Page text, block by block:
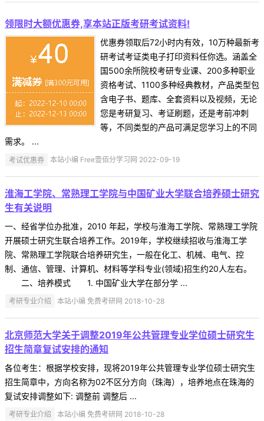
领限时大额优惠券,享本站正版考研考试资料!
优惠券领取后72小时内有效，10万种最新考
研考试考证类电子打印资料任你选。涵盖全
国500余所院校考研专业课、200多种职业
资格考试、1100多种经典教材，产品类型包
含电子书、题库、全套资料以及视频，无论
您是考研复习、考证刷题，还是考前冲刺
等，不同类型的产品可满足您学习上的不同
需求。 ...
考试优惠券 本站小编 Free壹佰分学习网 2022-09-19
淮海工学院、常熟理工学院与中国矿业大学联合培养硕士研究
生有关说明
一、经省学位办批准，2010 年起，学校与淮海工学院、常熟理工学院
开展硕士研究生联合培养工作。2019年，学校继续招收与淮海工学
院、常熟理工学院联合培养研究生，一般在化工、机械、电气、控
制、通信、管理、计算机、材料等学科专业(领域)招生约20人左右。
二、培养模式 1. 中国矿业大学在部分学 ...
考研专业介绍 本站小编 免费考研网 2018-10-28
北京师范大学关于调整2019年公共管理专业学位硕士研究生
招生简章复试安排的通知
各位考生：根据学校安排，现将2019年公共管理专业学位硕士研究生
招生简章中，方向名称为02不区分方向（珠海），培养地点在珠海的
复试安排调整如下: 调整前 调整后 ...
考研专业介绍 本站小编 免费考研网 2018-10-28